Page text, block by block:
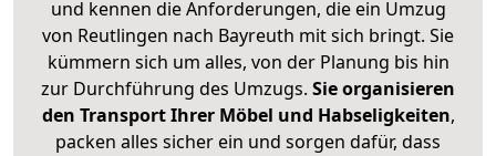
und kennen die Anforderungen, die ein Umzug
von Reutlingen nach Bayreuth mit sich bringt. Sie
kümmern sich um alles, von der Planung bis hin
zur Durchführung des Umzugs. Sie organisieren
den Transport Ihrer Möbel und Habseligkeiten,
packen alles sicher ein und sorgen dafür, dass